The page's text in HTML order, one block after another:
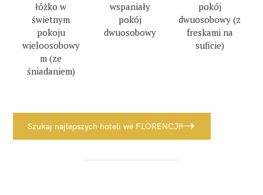
łóżko w
świetnym
pokoju
wieloosobowy
m (ze
śniadaniem)
wspaniały
pokój
dwuosobowy
pokój
dwuosobowy (z
freskami na
suficie)
Szukaj najlepszych hoteli we FLORENCJI!